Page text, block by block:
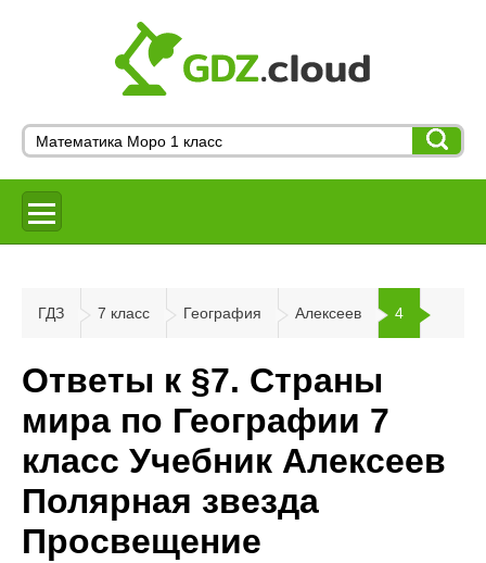
ГДЗ 7 класс География Алексеев 4
Ответы к §7. Страны
мира по Географии 7
класс Учебник Алексеев
Полярная звезда
Просвещение